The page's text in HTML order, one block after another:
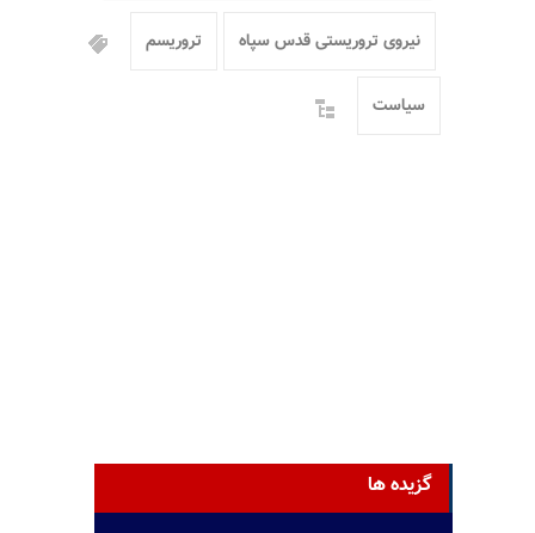
نیروی تروریستی قدس سپاه تروریسم
سیاست
گزیده ها